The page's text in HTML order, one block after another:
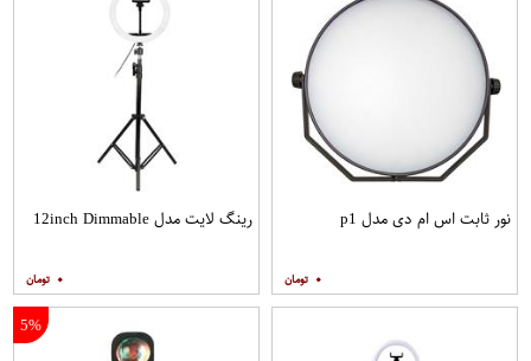
نور ثابت اس ام دی مدل p1
۰
رینگ لایت مدل 12inch Dimmable
۰
5%